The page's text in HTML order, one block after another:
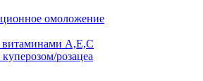
омоложение
витаминами A,Е,С
розацеа